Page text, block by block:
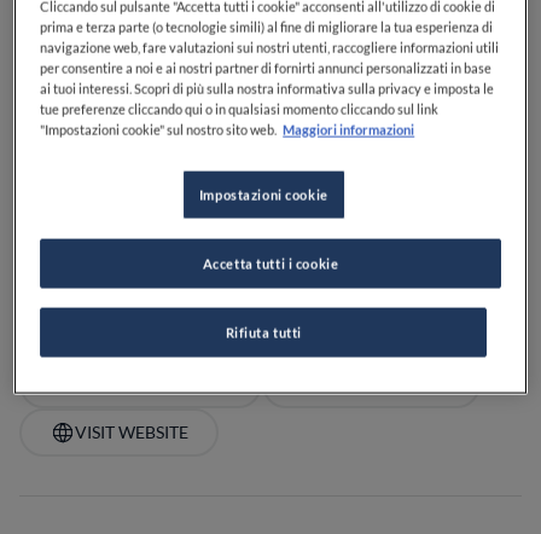
0 0 0 0 0
VISIT WEBSITE
Cliccando sul pulsante "Accetta tutti i cookie" acconsenti all'utilizzo di cookie di
prima e terza parte (o tecnologie simili) al fine di migliorare la tua esperienza di
navigazione web, fare valutazioni sui nostri utenti, raccogliere informazioni utili
per consentire a noi e ai nostri partner di fornirti annunci personalizzati in base
ai tuoi interessi. Scopri di più sulla nostra informativa sulla privacy e imposta le
tue preferenze cliccando qui o in qualsiasi momento cliccando sul link
"Impostazioni cookie" sul nostro sito web. Maggiori informazioni
Impostazioni cookie
Rifiuta tutti
Accetta tutti i cookie